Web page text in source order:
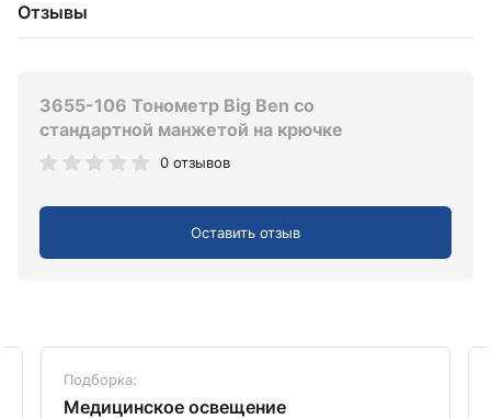
Отзывы
3655-106 Тонометр Big Ben со
стандартной манжетой на крючке
0 отзывов
Оставить отзыв
Подборка:
Медицинское освещение